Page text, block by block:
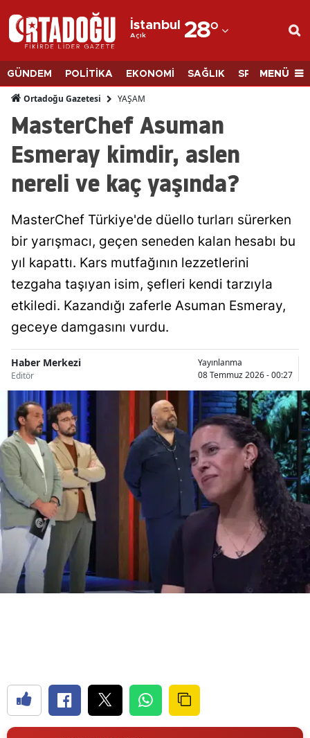
İstanbul
Açık 28°
Adana
Adıyaman
Afyonkarahisar
Ağrı
Amasya
Ankara
Antalya
Artvin
Aydın
Balıkesir
Bilecik
Bingöl
Bolu
Burdur
Çanakkale
Çankırı
Denizli
Erzincan
GÜNDEM POLİTİKA EKONOMİ SAĞLIK SPORMENÜ
Ortadoğu Gazetesi YAŞAM
MasterChef Asuman
Esmeray kimdir, aslen
nereli ve kaç yaşında?
MasterChef Türkiye'de düello turları sürerken
bir yarışmacı, geçen seneden kalan hesabı bu
yıl kapattı. Kars mutfağının lezzetlerini
tezgaha taşıyan isim, şefleri kendi tarzıyla
etkiledi. Kazandığı zaferle Asuman Esmeray,
geceye damgasını vurdu.
Haber Merkezi
Editör
Yayınlanma
08 Temmuz 2026 - 00:27